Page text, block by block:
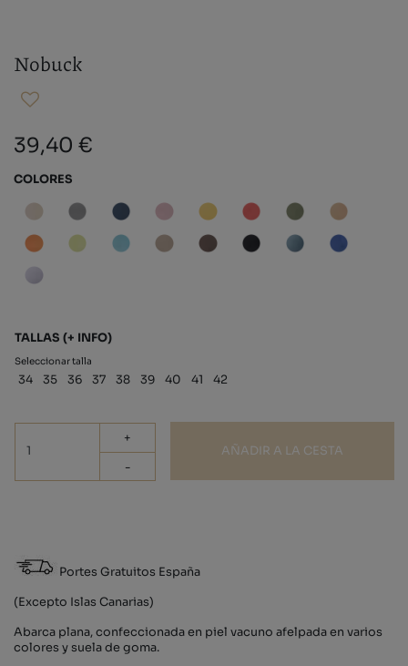
Nobuck
39,40 €
COLORES
TALLAS (+ INFO)
Seleccionar talla
34 35 36 37 38 39 40 41 42
+
-
AÑADIR A LA CESTA
Portes Gratuitos España
(Excepto Islas Canarias)
Abarca plana, confeccionada en piel vacuno afelpada en varios
colores y suela de goma.